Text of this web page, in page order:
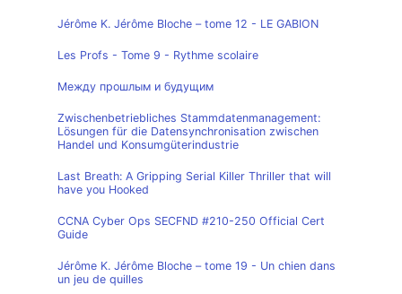
Jérôme K. Jérôme Bloche – tome 12 - LE GABION
Les Profs - Tome 9 - Rythme scolaire
Между прошлым и будущим
Zwischenbetriebliches Stammdatenmanagement:
Lösungen für die Datensynchronisation zwischen
Handel und Konsumgüterindustrie
Last Breath: A Gripping Serial Killer Thriller that will
have you Hooked
CCNA Cyber Ops SECFND #210-250 Official Cert
Guide
Jérôme K. Jérôme Bloche – tome 19 - Un chien dans
un jeu de quilles